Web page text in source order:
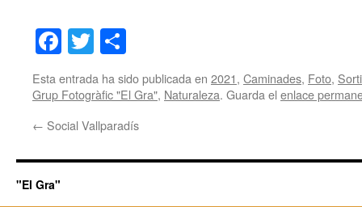
Facebook
Twitter
Esta entrada ha sido publicada en 2021, Caminades, Foto,
Grup Fotogràfic "El Gra", Naturaleza. Guarda el enlace
← Social Vallparadís
"El Gra"